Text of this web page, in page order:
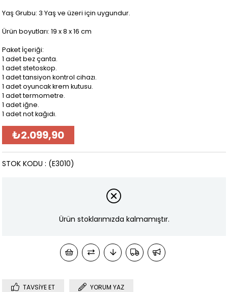
Yaş Grubu: 3 Yaş ve üzeri için uygundur.
Ürün boyutları: 19 x 8 x 16 cm
Paket İçeriği:
1 adet bez çanta.
1 adet stetoskop.
1 adet tansiyon kontrol cihazı.
1 adet oyuncak krem kutusu.
1 adet termometre.
1 adet iğne.
1 adet not kağıdı.
₺2.099,90
(E3010)
STOK KODU
Ürün stoklarımızda kalmamıştır.
TAVSIYE ET YORUM YAZ